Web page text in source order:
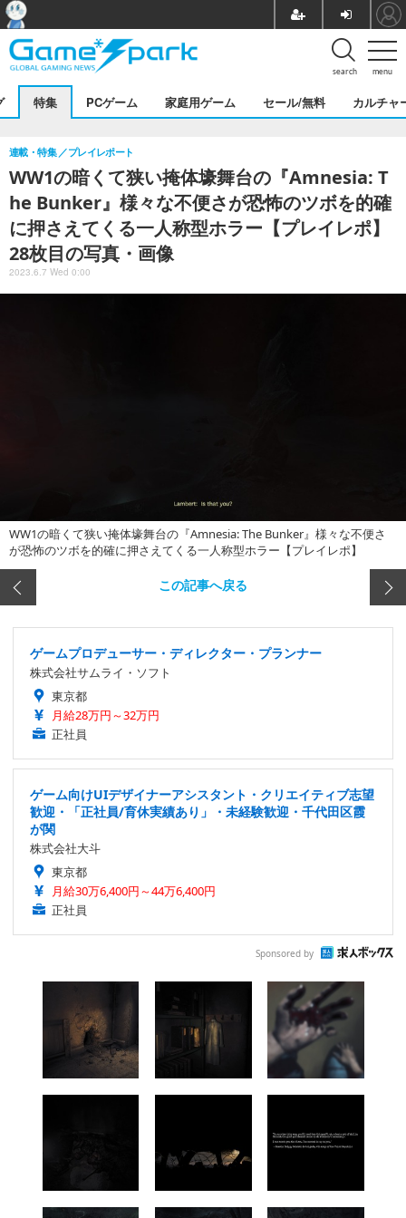
menu
search
特集 PCゲーム 家庭用ゲーム セール/無料 カルチャ
WW1の暗くて狭い掩体壕舞台の『Amnesia: T
he Bunker』様々な不便さが恐怖のツボを的確
に押さえてくる一人称型ホラー【プレイレポ】
28枚目の写真・画像
連載・特集 プレイレポート
2023.6.7 Wed 0:00
WW1の暗くて狭い掩体壕舞台の『Amnesia: The Bunker』様々な不便さ
が恐怖のツボを的確に押さえてくる一人称型ホラー【プレイレポ】
この記事へ戻る
ゲームプロデューサー・ディレクター・プランナー
株式会社サムライ・ソフト
東京都
月給28万円～32万円
正社員
ゲーム向けUIデザイナーアシスタント・クリエイティブ志望
歓迎・「正社員/育休実績あり」・未経験歓迎・千代田区霞
が関
株式会社大斗
東京都
月給30万6,400円～44万6,400円
正社員
Sponsored by